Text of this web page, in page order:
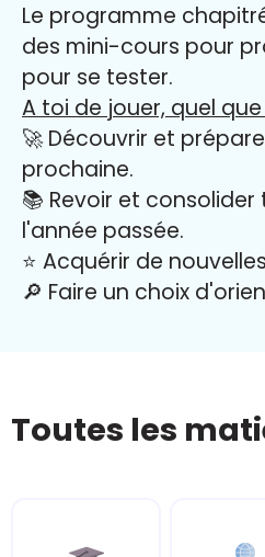
Le programme
des mini-cours pour
pour se tester.
A toi de jouer, quel
🚀 Découvrir et
prochaine.
📚 Revoir et
l'année passée.
⭐️ Acquérir de
🔎 Faire un choix
Toutes les